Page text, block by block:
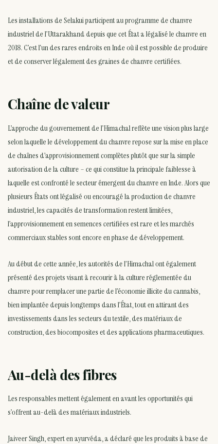
Les installations de Selakui participent au programme de chanvre
industriel de l’Uttarakhand depuis que cet État a légalisé le chanvre en
2018. C’est l’un des rares endroits en Inde où il est possible de produire
et de conserver légalement des graines de chanvre certifiées.
Chaîne de valeur
L’approche du gouvernement de l’Himachal reflète une vision plus large
selon laquelle le développement du chanvre repose sur la mise en place
de chaînes d’approvisionnement complètes plutôt que sur la simple
autorisation de la culture – ce qui constitue la principale faiblesse à
laquelle est confronté le secteur émergent du chanvre en Inde. Alors que
plusieurs États ont légalisé ou encouragé la production de chanvre
industriel, les capacités de transformation restent limitées,
l’approvisionnement en semences certifiées est rare et les marchés
commerciaux stables sont encore en phase de développement.
Au début de cette année, les autorités de l’Himachal ont également
présenté des projets visant à recourir à la culture réglementée du
chanvre pour remplacer une partie de l’économie illicite du cannabis,
bien implantée depuis longtemps dans l’État, tout en attirant des
investissements dans les secteurs du textile, des matériaux de
construction, des biocomposites et des applications pharmaceutiques.
Au-delà des fibres
Les responsables mettent également en avant les opportunités qui
s’offrent au-delà des matériaux industriels.
Jaiveer Singh, expert en ayurvéda, a déclaré que les produits à base de